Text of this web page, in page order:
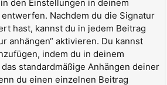
den Einstellungen in deinem
Nachdem du die Signatur
hast, kannst du in jedem Beitrag
anhängen“ aktivieren. Du kannst
indem du in deinem
standardmäßige Anhängen deiner
du einen einzelnen Beitrag